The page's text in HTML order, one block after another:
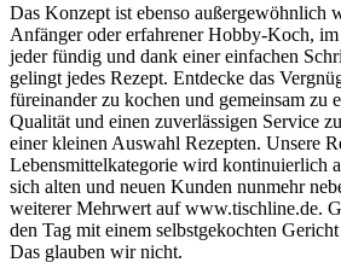
Das Konzept ist ebenso außergewöhnlich
Anfänger oder erfahrener Hobby-Koch,
jeder fündig und dank einer einfachen
gelingt jedes Rezept. Entdecke das
füreinander zu kochen und gemeinsam zu
Qualität und einen zuverlässigen Service
einer kleinen Auswahl Rezepten. Unsere
Lebensmittelkategorie wird kontinuierlich
sich alten und neuen Kunden nunmehr
weiterer Mehrwert auf www.tischline.de.
den Tag mit einem selbstgekochten
Das glauben wir nicht.